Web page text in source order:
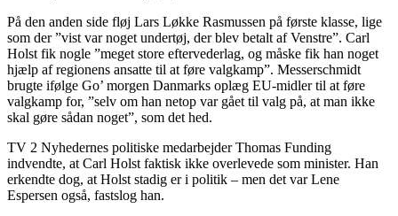
På den anden side fløj Lars Løkke Rasmussen på første klasse, lige
som der ”vist var noget undertøj, der blev betalt af Venstre”. Carl
Holst fik nogle ”meget store eftervederlag, og måske fik han noget
hjælp af regionens ansatte til at føre valgkamp”. Messerschmidt
brugte ifølge Go’ morgen Danmarks oplæg EU-midler til at føre
valgkamp for, ”selv om han netop var gået til valg på, at man ikke
skal gøre sådan noget”, som det hed.
TV 2 Nyhedernes politiske medarbejder Thomas Funding
indvendte, at Carl Holst faktisk ikke overlevede som minister. Han
erkendte dog, at Holst stadig er i politik – men det var Lene
Espersen også, fastslog han.